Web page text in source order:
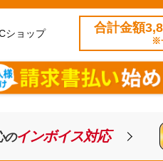
ショップ 合計金額
※
のインボイス対応